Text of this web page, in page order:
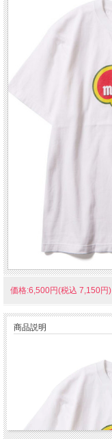
価格:6,500円(税込 7,150円)
商品説明